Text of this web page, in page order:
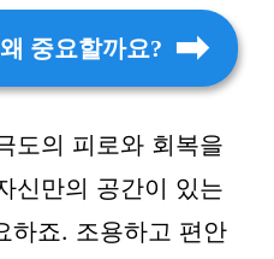
중요할까요?
도의 피로와 회복을
신만의 공간이 있는
하죠. 조용하고 편안